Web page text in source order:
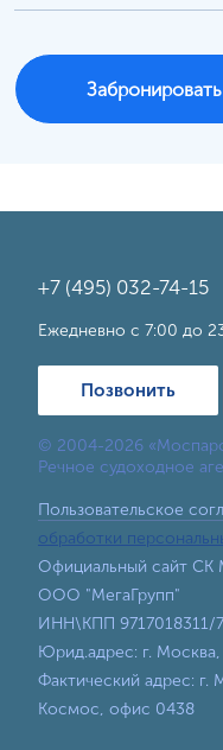
Забронировать
+7 (495) 032-74-15
Ежедневно с 7:00 до
Позвонить
© 2004-2026
Речное судоходное
Пользовательское
обработки
Официальный сайт СК
ООО "МегаГрупп"
ИНН\КПП 9717018311/
Юрид.адрес: г. Москва,
Фактический адрес: г.
Космос, офис 0438